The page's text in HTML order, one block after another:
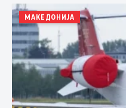
МАКЕДОНИЈА